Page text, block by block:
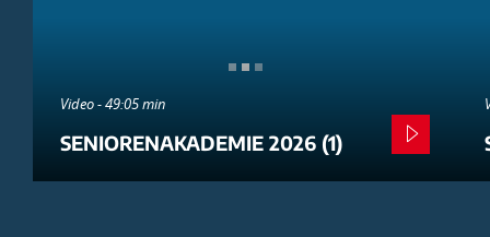
Video - 49:05 min
SENIORENAKADEMIE 2026 (1)